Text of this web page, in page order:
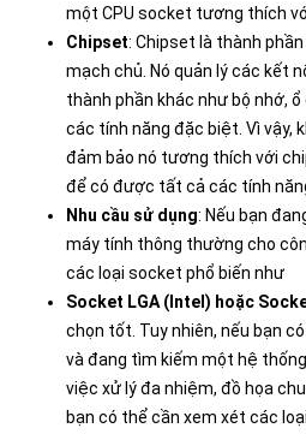
một CPU socket tương thích
Chipset: Chipset là thành
mạch chủ. Nó quản lý các kết
thành phần khác như bộ nhớ,
các tính năng đặc biệt. Vì vậy,
đảm bảo nó tương thích với
để có được tất cả các tính
Nhu cầu sử dụng: Nếu bạn
máy tính thông thường cho
các loại socket phổ biến như
Socket LGA (Intel) hoặc
chọn tốt. Tuy nhiên, nếu bạn
và đang tìm kiếm một hệ
việc xử lý đa nhiệm, đồ họa
bạn có thể cần xem xét các